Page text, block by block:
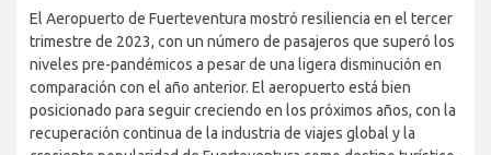
Las principales aerolíneas que operan en el Aeropuerto de
Fuerteventura incluyen Binter Canarias, Ryanair, TUI, Jet2 y
CanaryFly. Estas aerolíneas ofrecen una amplia gama de
opciones para los viajeros, atendiendo tanto a rutas nacionales
como internacionales.